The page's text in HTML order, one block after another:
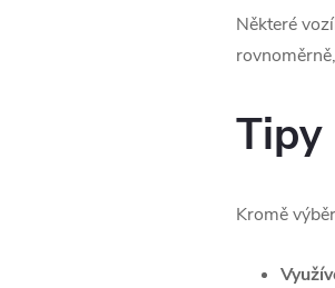
Některé
Tipy
Kromě